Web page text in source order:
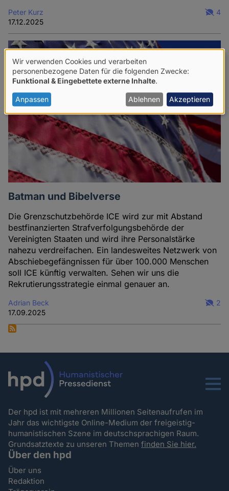
Peter Kurz
17.12.2025
4
Batman und Bibelverse
Die Grenzschutzbehörde ICE wird zur mit Abstand
bestfinanzierten Strafverfolgungsbehörde der
Vereinigten Staaten und wird ihre Personalstärke
nahezu verdreifachen. Ein landesweites Netzwerk von
Abschiebegefängnissen für über 100.000 Menschen
soll ICE künftig verwalten. Sehen wir uns die
Rekrutierungsstrategie einmal genauer an.
Adrian Beck
17.09.2025
2
Menu
Der hpd ist mit mehreren Millionen Seitenaufrufen im
Jahr das wichtigste Online-Medium der freigeistig-
humanistischen Szene im deutschsprachigen Raum.
Grundsatztexte zu unseren Themenfinden Sie hier.
Über den hpd
Über uns
Redaktion
Verwendung
von
personenbezogenen
Daten
und
Cookies
Wir verwenden Cookies und verarbeiten
personenbezogene Daten für die folgenden Zwecke:
Funktional & Eingebettete externe Inhalte
Anpassen Ablehnen Akzeptieren